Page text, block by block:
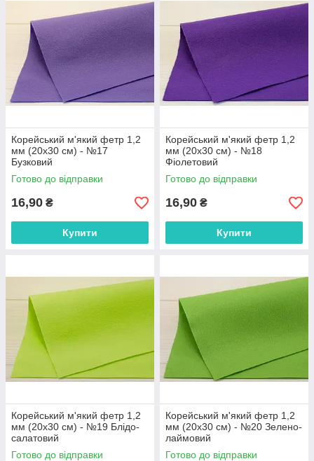
Корейський м'який фетр 1,2
мм (20х30 см) - №17
Бузковий
Готово до відправки
16,90 ₴
Купити
Корейський м'який фетр 1,2
мм (20х30 см) - №18
Фіолетовий
Готово до відправки
16,90 ₴
Купити
Корейський м'який фетр 1,2
мм (20х30 см) - №19 Блідо-
салатовий
Готово до відправки
Корейський м'який фетр 1,2
мм (20х30 см) - №20 Зелено-
лаймовий
Готово до відправки